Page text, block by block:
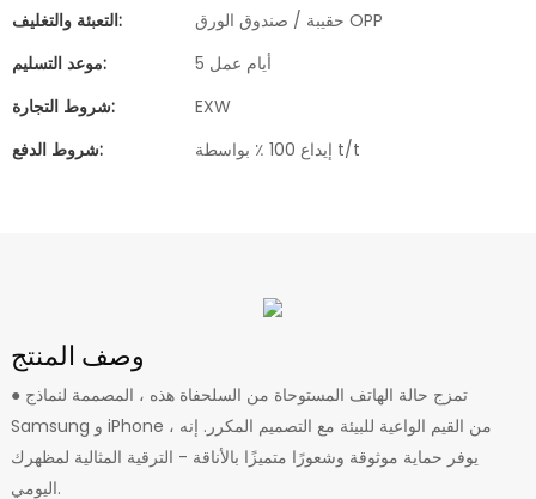
التعبئة والتغليف:
حقيبة / صندوق الورق OPP
موعد التسليم:
5 أيام عمل
شروط التجارة:
EXW
شروط الدفع:
إيداع 100 ٪ بواسطة t/t
وصف المنتج
● تمزج حالة الهاتف المستوحاة من السلحفاة هذه ، المصممة لنماذج
Samsung و iPhone ، من القيم الواعية للبيئة مع التصميم المكرر. إنه
يوفر حماية موثوقة وشعورًا متميزًا بالأناقة - الترقية المثالية لمظهرك
اليومي.